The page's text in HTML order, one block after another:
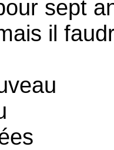
sept
il